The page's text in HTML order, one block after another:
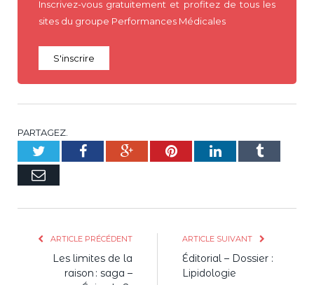
Inscrivez-vous gratuitement et profitez de tous les
sites du groupe Performances Médicales
S'inscrire
PARTAGEZ.
TwitterFacebookGoogle+PinterestLinkedInTumblr
E-
ARTICLE PRÉCÉDENT
Les limites de la
raison : saga –
ARTICLE SUIVANT
Éditorial – Dossier :
Lipidologie